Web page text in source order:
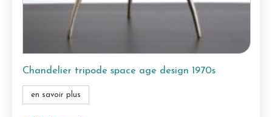
Chandelier tripode space age design 1970s
en savoir plus